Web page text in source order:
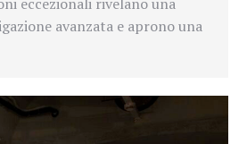
avanzata e aprono una